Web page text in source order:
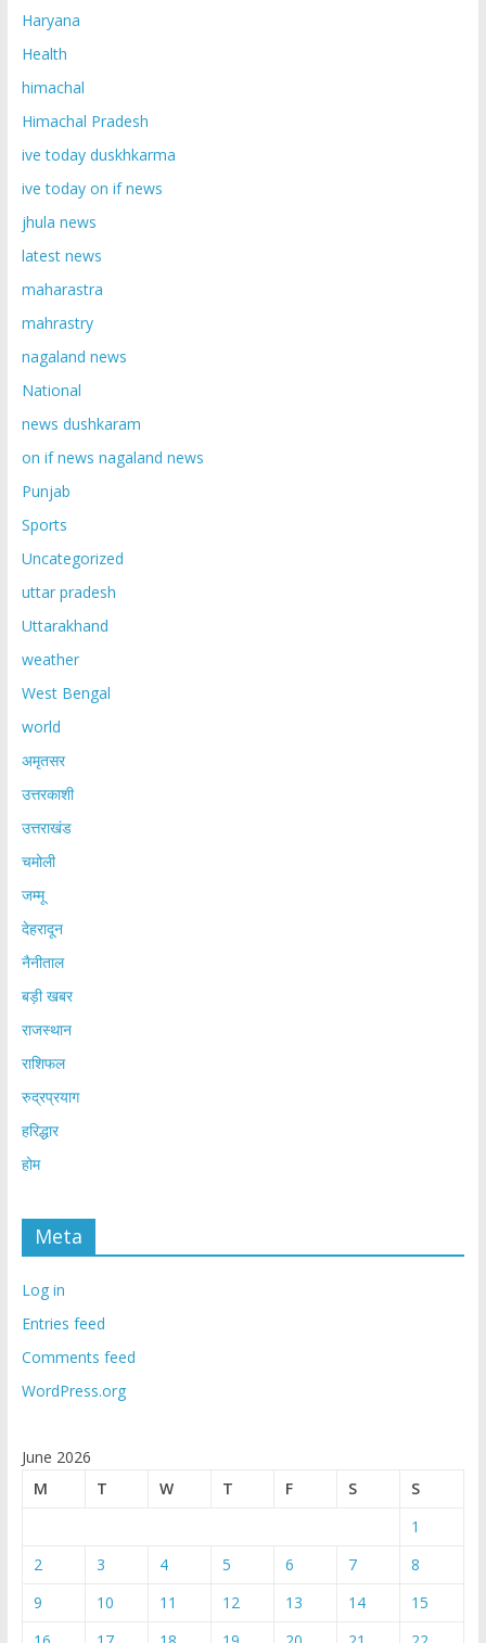
Haryana
Health
himachal
Himachal Pradesh
ive today duskhkarma
ive today on if news
jhula news
latest news
maharastra
mahrastry
nagaland news
National
news dushkaram
on if news nagaland news
Punjab
Sports
Uncategorized
uttar pradesh
Uttarakhand
weather
West Bengal
world
अमृतसर
उत्तरकाशी
उत्तराखंड
चमोली
जम्मू
देहरादून
नैनीताल
बड़ी खबर
राजस्थान
राशिफल
रुद्रप्रयाग
हरिद्धार
होम
Meta
Log in
Entries feed
Comments feed
WordPress.org
June 2026
M
T W T F S
S
1
2
3 4 5 6 7
8
9
10 11 12 13 14
15